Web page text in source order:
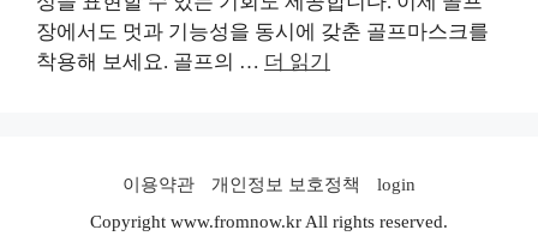
장에서도 멋과 기능성을 동시에 갖춘 골프마스크를
착용해 보세요. 골프의 … 더 읽기
이용약관 개인정보 보호정책
login
Copyright www.fromnow.kr All rights reserved.